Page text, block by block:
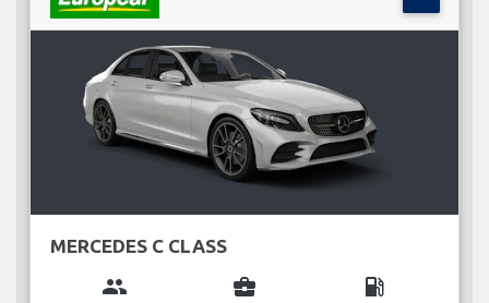
MERCEDES C CLASS
group business_center local_gas_station